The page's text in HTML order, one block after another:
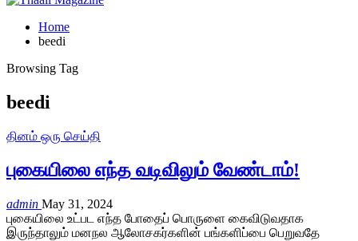
Home
beedi
Browsing Tag
beedi
தினம் ஒரு செய்தி
புகையிலை எந்த வடிவிலும் வேண்டாம்!
admin May 31, 2024
புகையிலை உட்பட எந்த போதைப் பொருளை கைவிடுவதாக
இருந்தாலும் மனநல ஆலோசகர்களின் பங்களிப்பை பெறுவதே